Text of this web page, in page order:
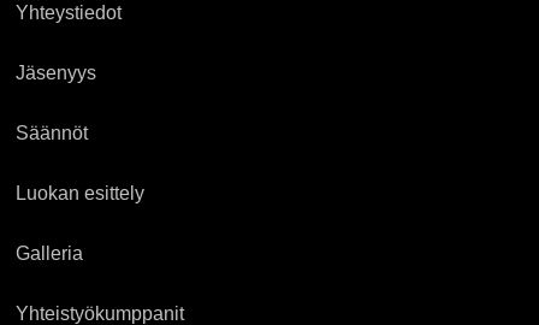
Yhteystiedot
Jäsenyys
Säännöt
Luokan esittely
Galleria
Yhteistyökumppanit